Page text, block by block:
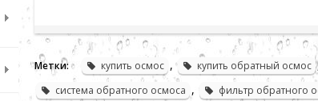
Метки: купить осмос , купить обратный осмос
система обратного осмоса , фильтр обратного